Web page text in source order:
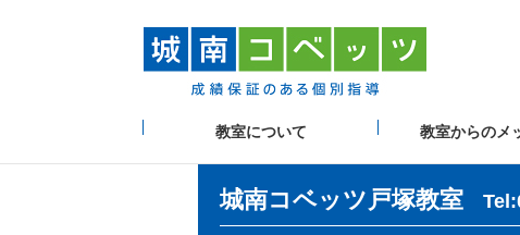
教室について 教室からのメ
城南コベッツ 戸塚教室